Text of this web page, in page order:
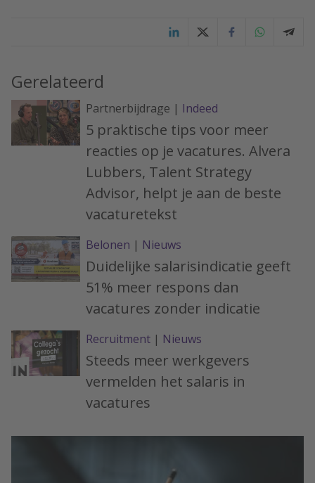
Gerelateerd
Partnerbijdrage | Indeed
5 praktische tips voor meer
reacties op je vacatures. Alvera
Lubbers, Talent Strategy
Advisor, helpt je aan de beste
vacaturetekst
Belonen | Nieuws
Duidelijke salarisindicatie geeft
51% meer respons dan
vacatures zonder indicatie
Recruitment | Nieuws
Steeds meer werkgevers
vermelden het salaris in
vacatures